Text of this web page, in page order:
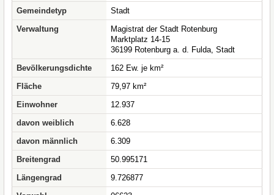
Gemeindetyp
Stadt
Verwaltung
Magistrat der Stadt Rotenburg
Marktplatz 14-15
36199 Rotenburg a. d. Fulda, Stadt
Bevölkerungsdichte
162 Ew. je km²
Fläche
79,97 km²
Einwohner
12.937
davon weiblich
6.628
davon männlich
6.309
Breitengrad
50.995171
Längengrad
9.726877